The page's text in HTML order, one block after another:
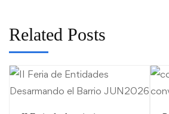
Related Posts